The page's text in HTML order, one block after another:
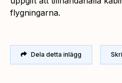
flygningarna.
Dela detta inlägg